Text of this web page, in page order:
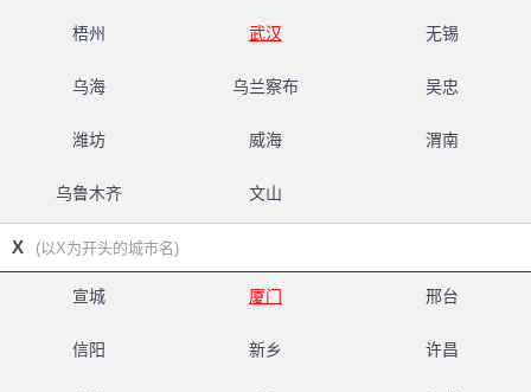
梧州 武汉 无锡
乌海 乌兰察布 吴忠
潍坊 威海 渭南
乌鲁木齐 文山
X (以X为开头的城市名)
宣城 厦门 邢台
信阳 新乡 许昌